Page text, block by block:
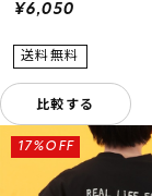
¥6,050
比較する
17%OFF